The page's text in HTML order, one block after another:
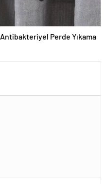
Antibakteriyel Perde Yıkama